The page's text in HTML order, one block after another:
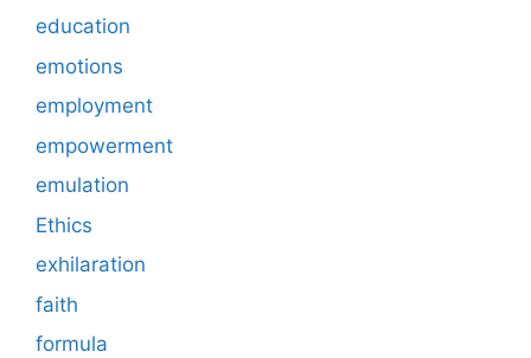
education
emotions
employment
empowerment
emulation
Ethics
exhilaration
faith
formula